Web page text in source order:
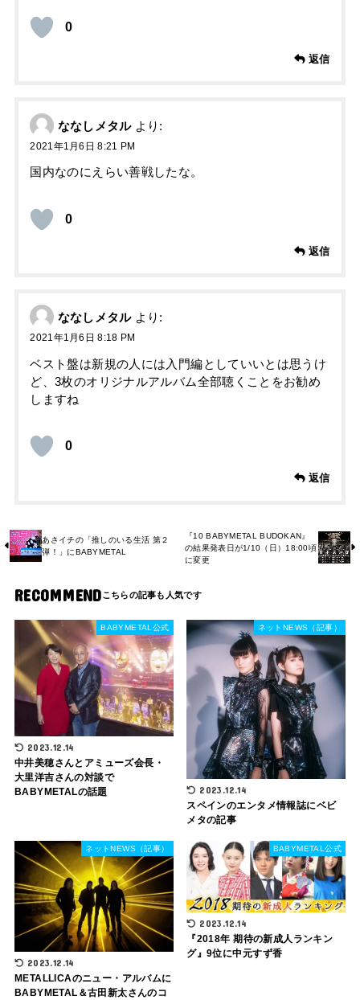
0
返信
ななしメタル より:
2021年1月6日 8:21 PM
国内なのにえらい善戦したな。
0
返信
ななしメタル より:
2021年1月6日 8:18 PM
ベスト盤は新規の人には入門編としていいとは思うけ
ど、3枚のオリジナルアルバム全部聴くことをお勧め
しますね
0
返信
あさイチの「推しのいる生活 第２
弾！」にBABYMETAL
『10 BABYMETAL BUDOKAN』
の結果発表日が1/10（日）18:00頃
に変更
RECOMMEND
BABYMETAL公式
2023.12.14
中井美穂さんとアミューズ会長・
大里洋吉さんの対談で
BABYMETALの話題
ネットNEWS（記事）
2023.12.14
スペインのエンタメ情報誌にベビ
メタの記事
ネットNEWS（記事）
2023.12.14
METALLICAのニュー・アルバムに
BABYMETAL＆古田新太さんのコ
BABYMETAL公式
2023.12.14
『2018年 期待の新成人ランキン
グ』9位に中元すず香